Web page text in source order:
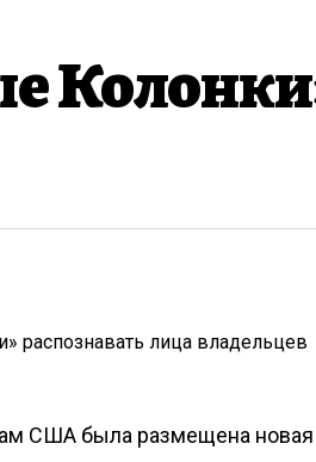
США была размещена новая